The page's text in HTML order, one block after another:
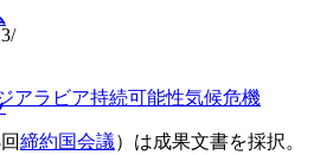
アラビア持続可能性気候危機
締約国会議）は成果文書を採択。